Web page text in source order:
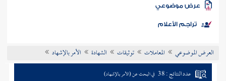
الكتب
موضوعي
تراجم الأعلام
العرض الموضوعي المعاملات توثيقات الشهادة الأمر بالإشهاد
عدد النتائج : 38 في البحث عن (الأمر بالإشهاد)